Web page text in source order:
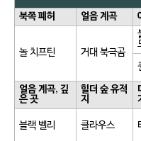
북쪽 폐허 얼음 계곡
놀 치프틴 거대 북극곰
얼음 계곡, 깊
은 곳
힐더 숲 유적
지
블랙 벨리 클라우스